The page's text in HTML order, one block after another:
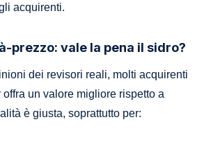
acquirenti.
prezzo: vale la pena il sidro?
dei revisori reali, molti acquirenti
un valore migliore rispetto a
è giusta, soprattutto per: